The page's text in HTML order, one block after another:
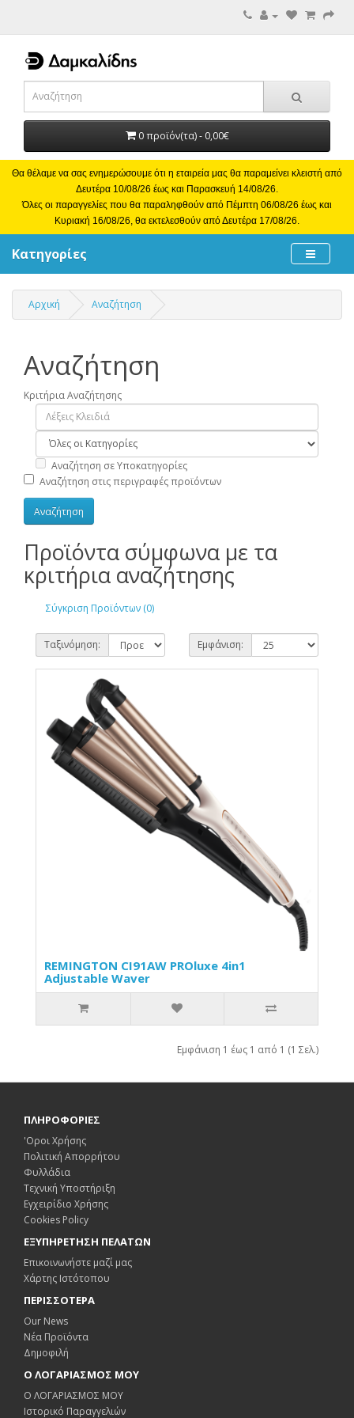
0 προϊόν(τα) - 0,00€
Θα θέλαμε να σας ενημερώσουμε ότι η εταιρεία μας θα παραμείνει κλειστή από
Δευτέρα 10/08/26 έως και Παρασκευή 14/08/26.
Όλες οι παραγγελίες που θα παραληφθούν από Πέμπτη 06/08/26 έως και
Κυριακή 16/08/26, θα εκτελεσθούν από Δευτέρα 17/08/26.
Κατηγορίες
Αρχική Αναζήτηση
Αναζήτηση
Κριτήρια Αναζήτησης
Αναζήτηση σε Υποκατηγορίες
Αναζήτηση στις περιγραφές προϊόντων
Προϊόντα σύμφωνα με τα
κριτήρια αναζήτησης
Σύγκριση Προϊόντων (0)
Ταξινόμηση: Εμφάνιση:
REMINGTON CI91AW PROluxe 4in1
Adjustable Waver
Εμφάνιση 1 έως 1 από 1 (1 Σελ.)
ΠΛΗΡΟΦΟΡΙΕΣ
'Οροι Χρήσης
Πολιτική Απορρήτου
Φυλλάδια
Τεχνική Υποστήριξη
Εγχειρίδιο Χρήσης
Cookies Policy
ΕΞΥΠΗΡΕΤΗΣΗ ΠΕΛΑΤΩΝ
Επικοινωνήστε μαζί μας
Χάρτης Ιστότοπου
ΠΕΡΙΣΣΟΤΕΡΑ
Our News
Νέα Προϊόντα
Δημοφιλή
Ο ΛΟΓΑΡΙΑΣΜΟΣ ΜΟΥ
Ο ΛΟΓΑΡΙΑΣΜΟΣ ΜΟΥ
Ιστορικό Παραγγελιών